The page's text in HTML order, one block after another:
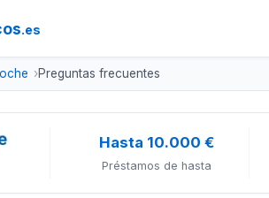
.es
Preguntas frecuentes
Hasta 10.000 €
Préstamos de hasta